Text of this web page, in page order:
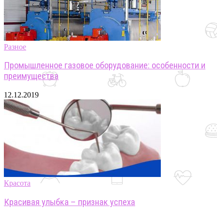
Разное
Промышленное газовое оборудование: особенности и
преимущества
12.12.2019
Красота
Красивая улыбка – признак успеха